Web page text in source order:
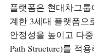
플랫폼은 현대차그
계한 3세대 플랫폼으
안정성을 높이고 다
Path Structure)를 적